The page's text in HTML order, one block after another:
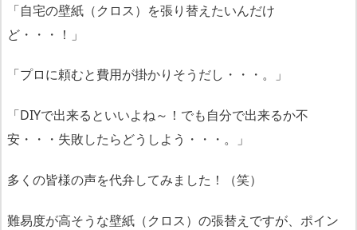
「自宅の壁紙（クロス）を張り替えたいんだけ
ど・・・！」
「プロに頼むと費用が掛かりそうだし・・・。」
「DIYで出来るといいよね～！でも自分で出来るか不
安・・・失敗したらどうしよう・・・。」
多くの皆様の声を代弁してみました！（笑）
難易度が高そうな壁紙（クロス）の張替えですが、ポイン